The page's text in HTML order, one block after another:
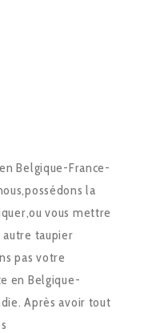
Belgique-France-
la
vous mettre
taupier
pas votre
en Belgique-
Après avoir tout